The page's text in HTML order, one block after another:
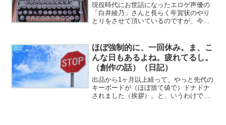
現役時代にお世話になったエロゲ声優の
「白井綾乃」さんと長らく年賀状のやり
とりをさせて頂いているのですが、今年
ですが、昨日来てホッとしました（挨
拶）。と、いうわけで、フジ...
日記
ほぼ強制的に、一回休み。ま、こ
んな日もあるよね。疲れてるし。
（創作の話）（日記）
出品から1ヶ月以上経って、やっと先代の
キーボードが（ほぼ捨て値で）ドナドナ
されました（挨拶）。と、いうわけで、